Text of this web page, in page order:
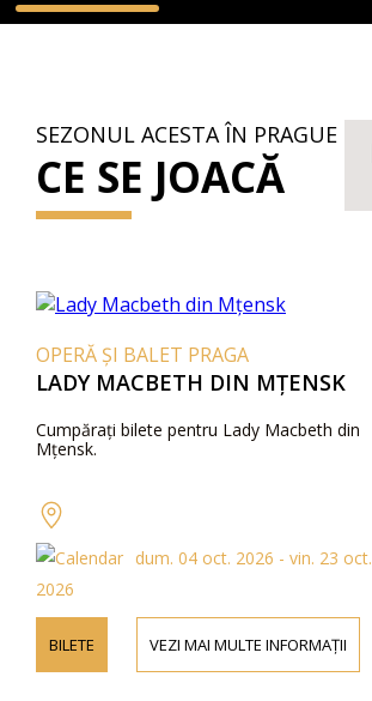
SEZONUL ACESTA ÎN PRAGUE
CE SE JOACĂ
OPERĂ ȘI BALET PRAGA
LADY MACBETH DIN MȚENSK
Cumpărați bilete pentru Lady Macbeth din
Mțensk.
dum. 04 oct. 2026 - vin. 23 oct.
2026
BILETE VEZI MAI MULTE INFORMAȚII